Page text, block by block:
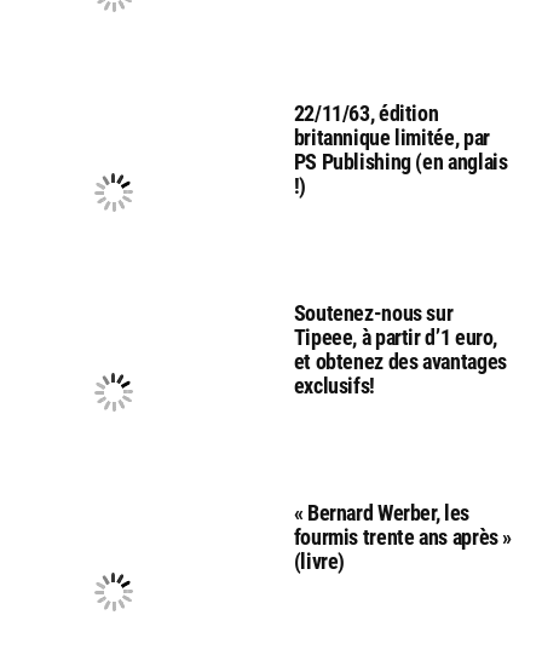
22/11/63, édition
britannique limitée, par
PS Publishing (en anglais
!)
Soutenez-nous sur
Tipeee, à partir d’1 euro,
et obtenez des avantages
exclusifs!
« Bernard Werber, les
fourmis trente ans après »
(livre)